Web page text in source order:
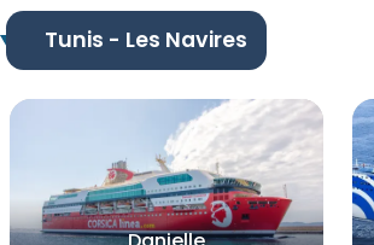
Tunis - Les Navires